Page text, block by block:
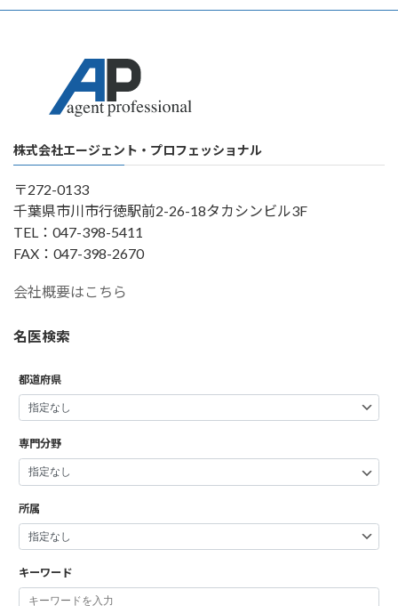
株式会社エージェント・プロフェッショナル
〒272-0133
千葉県市川市行徳駅前2-26-18タカシンビル3F
TEL：047-398-5411
FAX：047-398-2670
会社概要はこちら
名医検索
都道府県
専門分野
所属
キーワード